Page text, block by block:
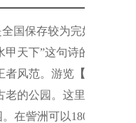
国保存较为完好的明
天下”这句诗的真正出
者风范。游览 【訾洲·象
的公园。这里江山会
在訾洲可以180°观赏